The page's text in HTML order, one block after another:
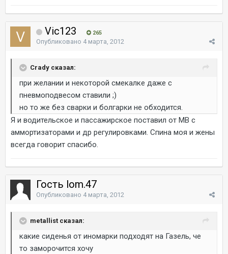
Vic123 265
Опубликовано 4 марта, 2012
Crady сказал:
при желании и некоторой смекалке даже с
пневмоподвесом ставили ;)
но то же без сварки и болгарки не обходится.
Я и водительское и пассажирское поставил от МВ с
аммортизаторами и др регулировками. Спина моя и жены
всегда говорит спасибо.
Гость lom.47
Опубликовано 4 марта, 2012
metallist сказал:
какие сиденья от иномарки подходят на Газель, че
то заморочится хочу